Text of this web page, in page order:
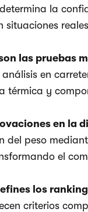
determina la
situaciones
las pruebas
en
térmica y
en la
del peso
el
los
criterios